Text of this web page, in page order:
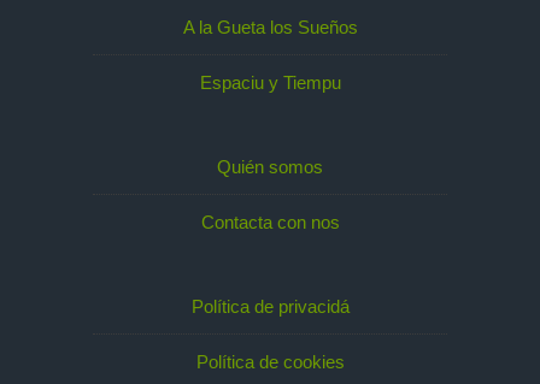
A la Gueta los Sueños
Espaciu y Tiempu
Quién somos
Contacta con nos
Política de privacidá
Política de cookies